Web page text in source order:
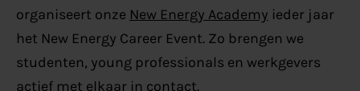
organiseert onze New Energy Academy ieder jaar
het New Energy Career Event. Zo brengen we
studenten, young professionals en werkgevers
actief met elkaar in contact.